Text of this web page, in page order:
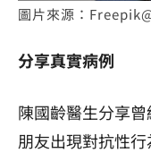
圖片來源：
分享真實病例
陳國齡醫生分享
朋友出現對抗性